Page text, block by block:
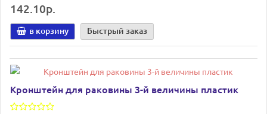
142.10р.
в корзину Быстрый заказ
Кронштейн для раковины 3-й величины пластик